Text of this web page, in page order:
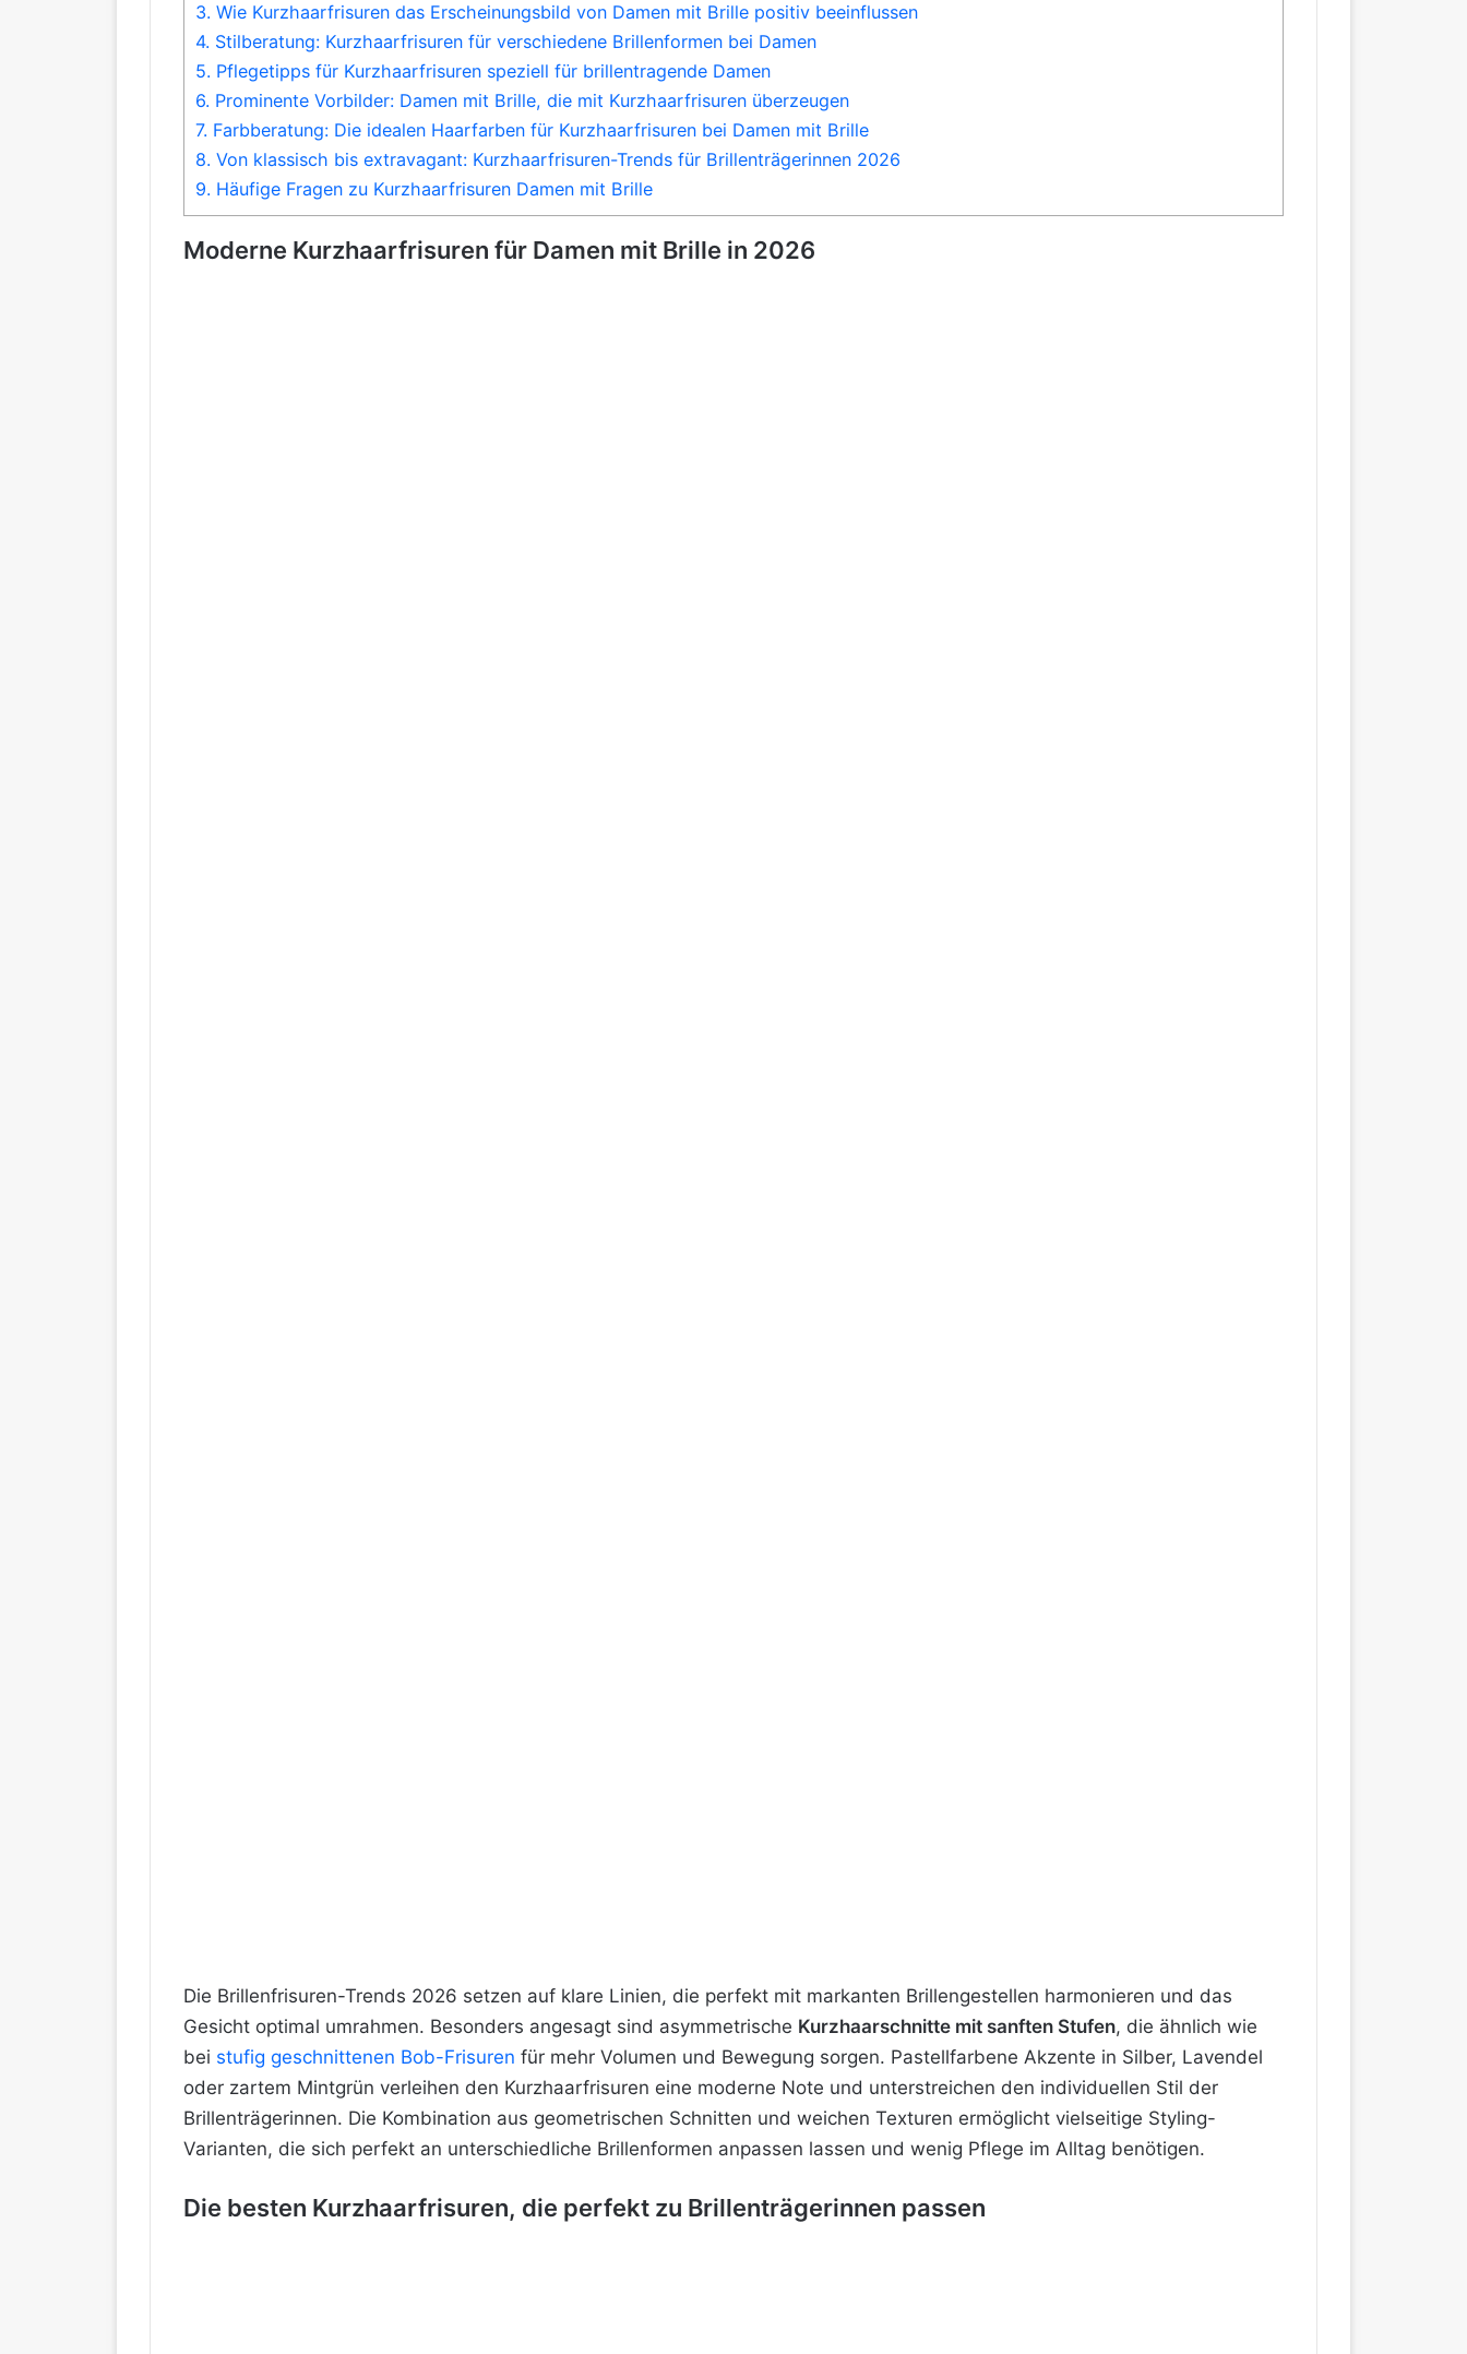
3. Wie Kurzhaarfrisuren das Erscheinungsbild von Damen mit Brille positiv beeinflussen
4. Stilberatung: Kurzhaarfrisuren für verschiedene Brillenformen bei Damen
5. Pflegetipps für Kurzhaarfrisuren speziell für brillentragende Damen
6. Prominente Vorbilder: Damen mit Brille, die mit Kurzhaarfrisuren überzeugen
7. Farbberatung: Die idealen Haarfarben für Kurzhaarfrisuren bei Damen mit Brille
8. Von klassisch bis extravagant: Kurzhaarfrisuren-Trends für Brillenträgerinnen 2026
9. Häufige Fragen zu Kurzhaarfrisuren Damen mit Brille
Moderne Kurzhaarfrisuren für Damen mit Brille in 2026
Die Brillenfrisuren-Trends 2026 setzen auf klare Linien, die perfekt mit markanten Brillengestellen harmonieren und das
Gesicht optimal umrahmen. Besonders angesagt sind asymmetrische Kurzhaarschnitte mit sanften Stufen, die ähnlich wie
bei stufig geschnittenen Bob-Frisuren für mehr Volumen und Bewegung sorgen. Pastellfarbene Akzente in Silber, Lavendel
oder zartem Mintgrün verleihen den Kurzhaarfrisuren eine moderne Note und unterstreichen den individuellen Stil der
Brillenträgerinnen. Die Kombination aus geometrischen Schnitten und weichen Texturen ermöglicht vielseitige Styling-
Varianten, die sich perfekt an unterschiedliche Brillenformen anpassen lassen und wenig Pflege im Alltag benötigen.
Die besten Kurzhaarfrisuren, die perfekt zu Brillenträgerinnen passen